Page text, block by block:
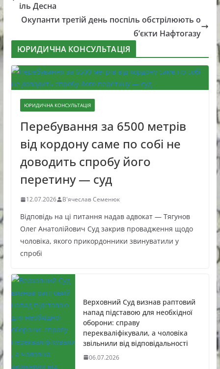
іль Десна
Окупанти третій день поспіль обстрілюють о
б’єкти Нафтогазу
ЮРИДИЧНА КОНСУЛЬТАЦІЯ
ЮРИДИЧНА КОНСУЛЬТАЦІЯ
Перебування за 6500 метрів
від кордону саме по собі не
доводить спробу його
перетину — суд
12.07.2026 В'ячеслав Семенюк
Відповідь на ці питання надав адвокат — Тягунов
Олег Анатолійович Суд закрив провадження щодо
чоловіка, якого прикордонники звинуватили у
спробі
Верховний Суд визнав раптовий
напад підставою для необхідної
оборони: справу
перекваліфікували, а чоловіка
звільнили від відповідальності
06.07.2026